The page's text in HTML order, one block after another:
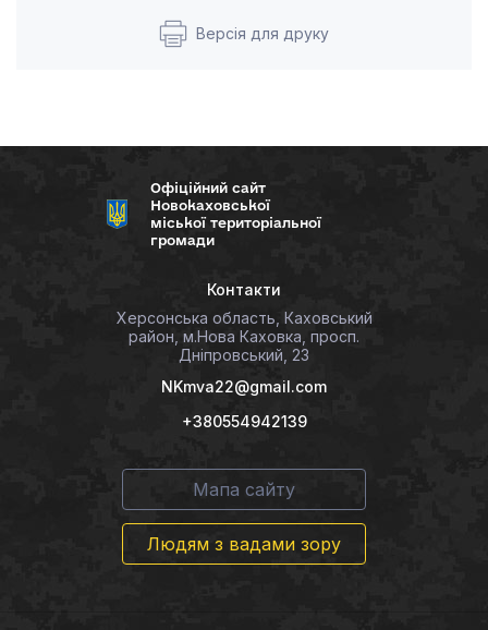
Версія для друку
Офіційний сайт
Новокаховської
міської територіальної
громади
Контакти
Херсонська область, Каховський
район, м.Нова Каховка, просп.
Дніпровський, 23
NKmva22@gmail.com
+380554942139
Мапа сайту
Людям з вадами зору